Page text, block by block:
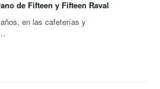
de Fifteen y Fifteen Raval
en las cafeterías y